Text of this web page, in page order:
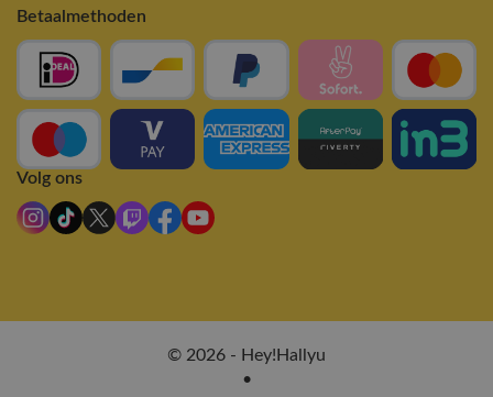
Betaalmethoden
Volg ons
© 2026 - Hey!Hallyu
•